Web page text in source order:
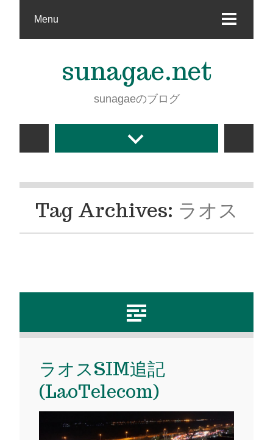
Menu
sunagae.net
sunagaeのブログ
Tag Archives: ラオス
ラオスSIM追記
(LaoTelecom)